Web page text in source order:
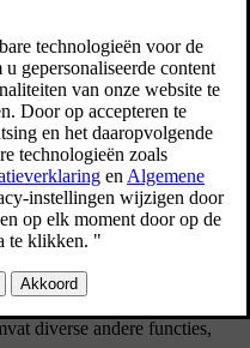
bestaat uit diverse subfuncties
om te voorkomen dat
of verlies van controle over
de ESC de remmen op elk
gaat het symbool voor
diverse andere functies,